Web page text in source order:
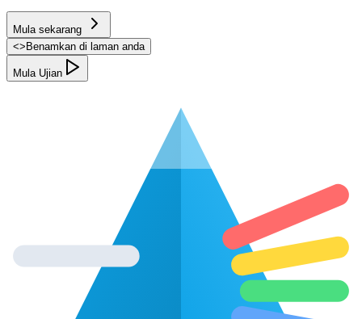
Mula sekarang
<> Benamkan di laman anda
Mula Ujian